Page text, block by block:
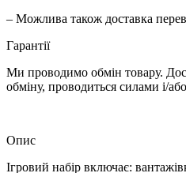
– Можлива також доставка
Гарантії
Ми проводимо обмін товару.
обміну, проводиться силами і/
Опис
Ігровий набір включає: